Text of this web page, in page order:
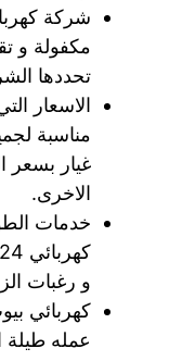
شركة
مكفولة و
تحددها
الاسعار
مناسبة
غيار بسعر
الاخرى.
خدمات
و رغبات
كهربائي
عمله طيلة